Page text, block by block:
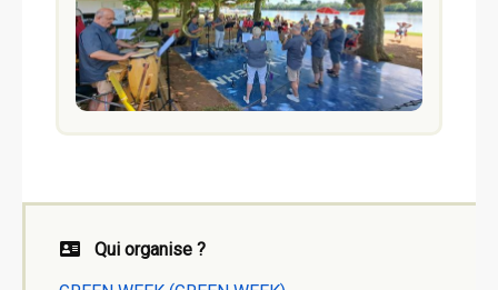
Qui organise ?